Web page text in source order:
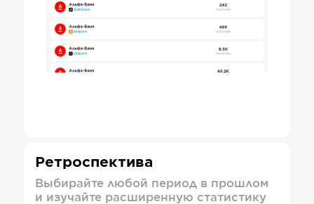
Ретроспектива
Выбирайте любой период в прошлом
и изучайте расширенную статистику